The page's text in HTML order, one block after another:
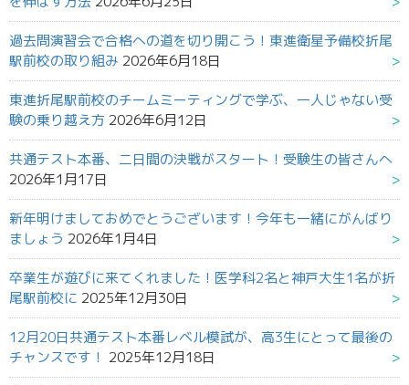
過去問演習会で合格への道を切り開こう！東進衛星予備校折尾
駅前校の取り組み 2026年6月18日
東進折尾駅前校のチームミーティングで学ぶ、一人じゃない受
験の乗り越え方 2026年6月12日
共通テスト本番、二日間の決戦がスタート！受験生の皆さんへ
2026年1月17日
新年明けましておめでとうございます！今年も一緒にがんばり
ましょう 2026年1月4日
卒業生が遊びに来てくれました！医学科2名と神戸大生1名が折
尾駅前校に 2025年12月30日
12月20日共通テスト本番レベル模試が、高3生にとって最後の
チャンスです！ 2025年12月18日